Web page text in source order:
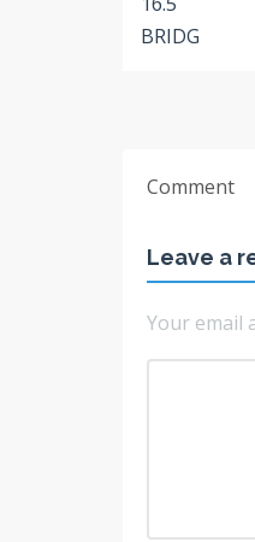
Comment
Leave a
Your email